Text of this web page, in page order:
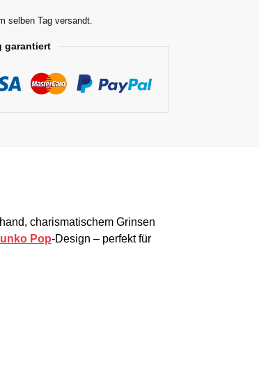
selben Tag versandt.
garantiert
charismatischem Grinsen
Pop-Design – perfekt für